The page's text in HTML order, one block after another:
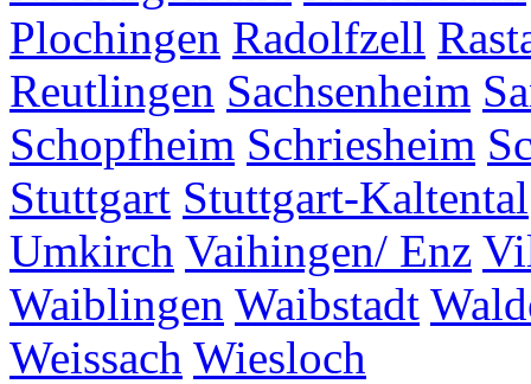
Plochingen Radolfzell
Reutlingen Sachsenheim
Schopfheim Schriesheim
Stuttgart Stuttgart-Kaltental
Umkirch Vaihingen/ Enz
Waiblingen Waibstadt
Weissach Wiesloch